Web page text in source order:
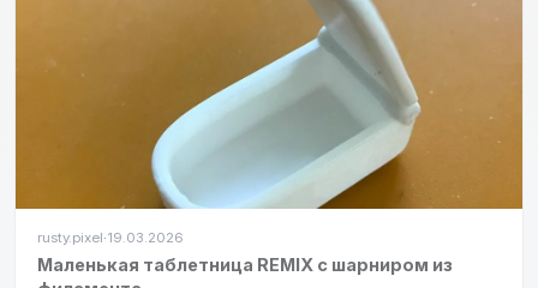
rusty.pixel·19.03.2026
Маленькая таблетница REMIX с шарниром из